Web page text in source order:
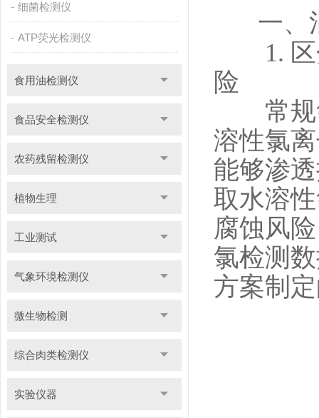
细菌检测仪
ATP荧光检测仪
食用油检测仪
食品安全检测仪
农药残留检测仪
植物生理
工业测试
气象环境检测仪
微生物检测
综合肉类检测仪
实验仪器
一、
1. 区
险
常规氯
溶性氯
能够渗
取水溶
腐蚀风
氯检测
方案制